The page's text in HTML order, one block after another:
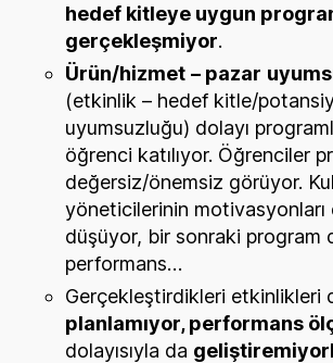
hedef kitleye uygun
gerçekleşmiyor.
Ürün/hizmet – pazar
(etkinlik – hedef kitle/
uyumsuzluğu) dolayı
öğrenci katılıyor. Öğrenciler
değersiz/önemsiz görüyor.
yöneticilerinin motivasyonları
düşüyor, bir sonraki program
performans…
Gerçekleştirdikleri etkinlikleri
planlamıyor, performans
dolayısıyla da